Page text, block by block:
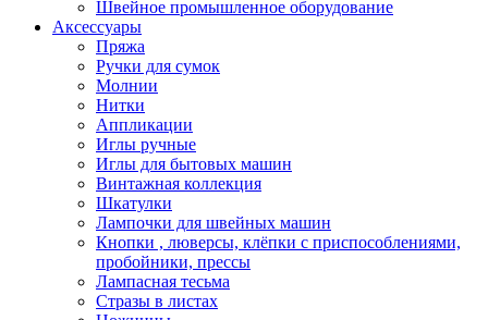
Швейное промышленное оборудование
Аксессуары
Пряжа
Ручки для сумок
Молнии
Нитки
Аппликации
Иглы ручные
Иглы для бытовых машин
Винтажная коллекция
Шкатулки
Лампочки для швейных машин
Кнопки , люверсы, клёпки с приспособлениями,
пробойники, прессы
Лампасная тесьма
Стразы в листах